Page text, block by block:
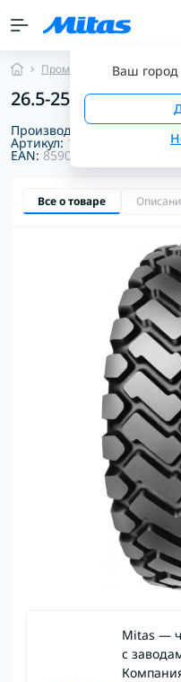
Ваш
Промышленные шины
26.5-25 32PR 192B
Производитель:Mitas
Артикул:1012308450000
EAN: 8590341005502
Все о товаре
Mitas —
с